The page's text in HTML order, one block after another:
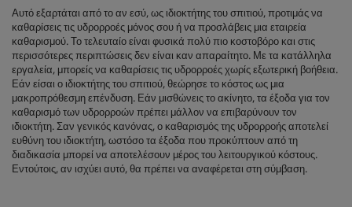
Αυτό εξαρτάται από το αν εσύ, ως ιδιοκτήτης του σπιτιού, προτιμάς να
καθαρίσεις τις υδρορροές μόνος σου ή να προσλάβεις μια εταιρεία
καθαρισμού. Το τελευταίο είναι φυσικά πολύ πιο κοστοβόρο και στις
περισσότερες περιπτώσεις δεν είναι καν απαραίτητο. Με τα κατάλληλα
εργαλεία, μπορείς να καθαρίσεις τις υδρορροές χωρίς εξωτερική βοήθεια.
Εάν είσαι ο ιδιοκτήτης του σπιτιού, θεώρησε το κόστος ως μια
μακροπρόθεσμη επένδυση. Εάν μισθώνεις το ακίνητο, τα έξοδα για τον
καθαρισμό των υδρορροών πρέπει μάλλον να επιβαρύνουν τον
ιδιοκτήτη. Σαν γενικός κανόνας, ο καθαρισμός της υδρορροής αποτελεί
ευθύνη του ιδιοκτήτη, ωστόσο τα έξοδα που προκύπτουν από τη
διαδικασία μπορεί να αποτελέσουν μέρος του λειτουργικού κόστους.
Εντούτοις, αν ισχύει αυτό, θα πρέπει να αναφέρεται στη σύμβαση.